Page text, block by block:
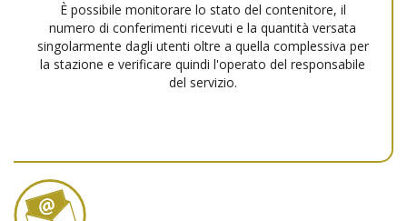
È possibile monitorare lo stato del contenitore, il
numero di conferimenti ricevuti e la quantità versata
singolarmente dagli utenti oltre a quella complessiva per
la stazione e verificare quindi l'operato del responsabile
del servizio.